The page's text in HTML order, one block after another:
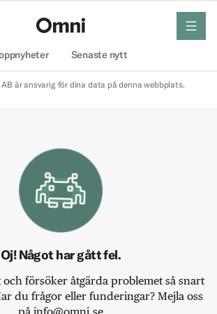
Senaste nytt
meny
är ansvarig för dina data på denna webbplats.
Oj! Något har gått fel.
försöker åtgärda problemet så snart
du frågor eller funderingar? Mejla oss